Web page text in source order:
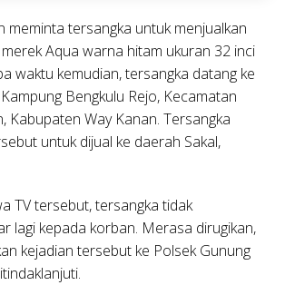
meminta tersangka untuk menjualkan
Aqua warna hitam ukuran 32 inci
waktu kemudian, tersangka datang ke
Bengkulu Rejo, Kecamatan
Kabupaten Way Kanan. Tersangka
untuk dijual ke daerah Sakal,
TV tersebut, tersangka tidak
lagi kepada korban. Merasa dirugikan,
kejadian tersebut ke Polsek Gunung